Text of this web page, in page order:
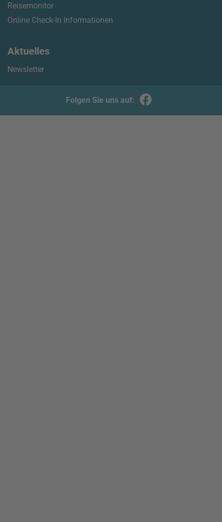
Reisemonitor
Online Check-In Informationen
Aktuelles
Newsletter
Folgen Sie uns auf: